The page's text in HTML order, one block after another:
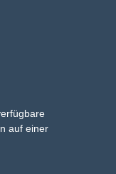
auf einer